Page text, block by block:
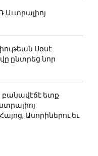
Աւտրալիոյ
Սօսէ
ընտրեց նոր
ետք
Ասորիներու եւ